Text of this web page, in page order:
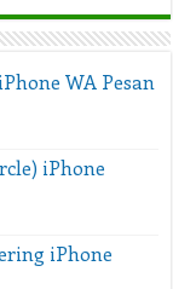
WA Pesan
iPhone
iPhone